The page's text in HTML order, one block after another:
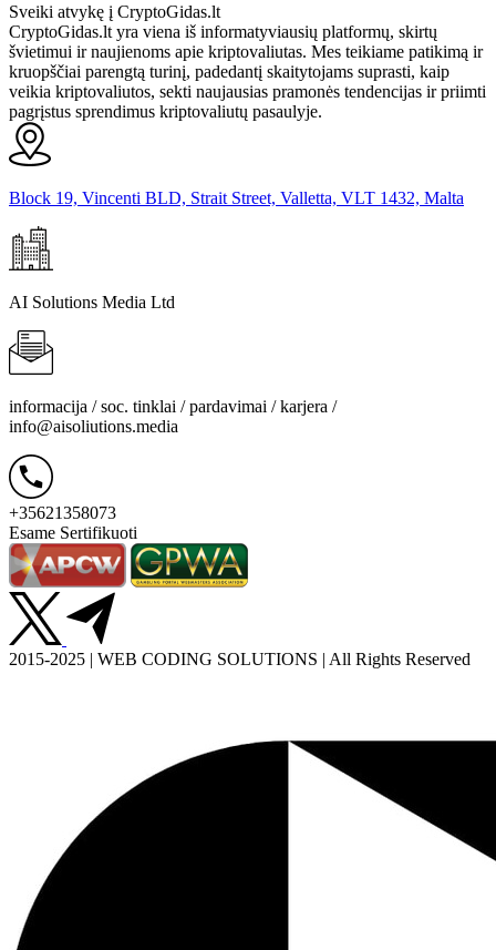
Sveiki atvykę į CryptoGidas.lt
CryptoGidas.lt yra viena iš informatyviausių platformų, skirtų
švietimui ir naujienoms apie kriptovaliutas. Mes teikiame patikimą ir
kruopščiai parengtą turinį, padedantį skaitytojams suprasti, kaip
veikia kriptovaliutos, sekti naujausias pramonės tendencijas ir priimti
pagrįstus sprendimus kriptovaliutų pasaulyje.
Block 19, Vincenti BLD, Strait Street, Valletta, VLT 1432, Malta
AI Solutions Media Ltd
informacija / soc. tinklai / pardavimai / karjera /
info@aisoliutions.media
+35621358073
Esame Sertifikuoti
2015-2025 | WEB CODING SOLUTIONS | All Rights Reserved